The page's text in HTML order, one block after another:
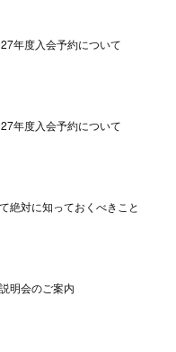
年度入会予約について
年度入会予約について
絶対に知っておくべきこと
明会のご案内